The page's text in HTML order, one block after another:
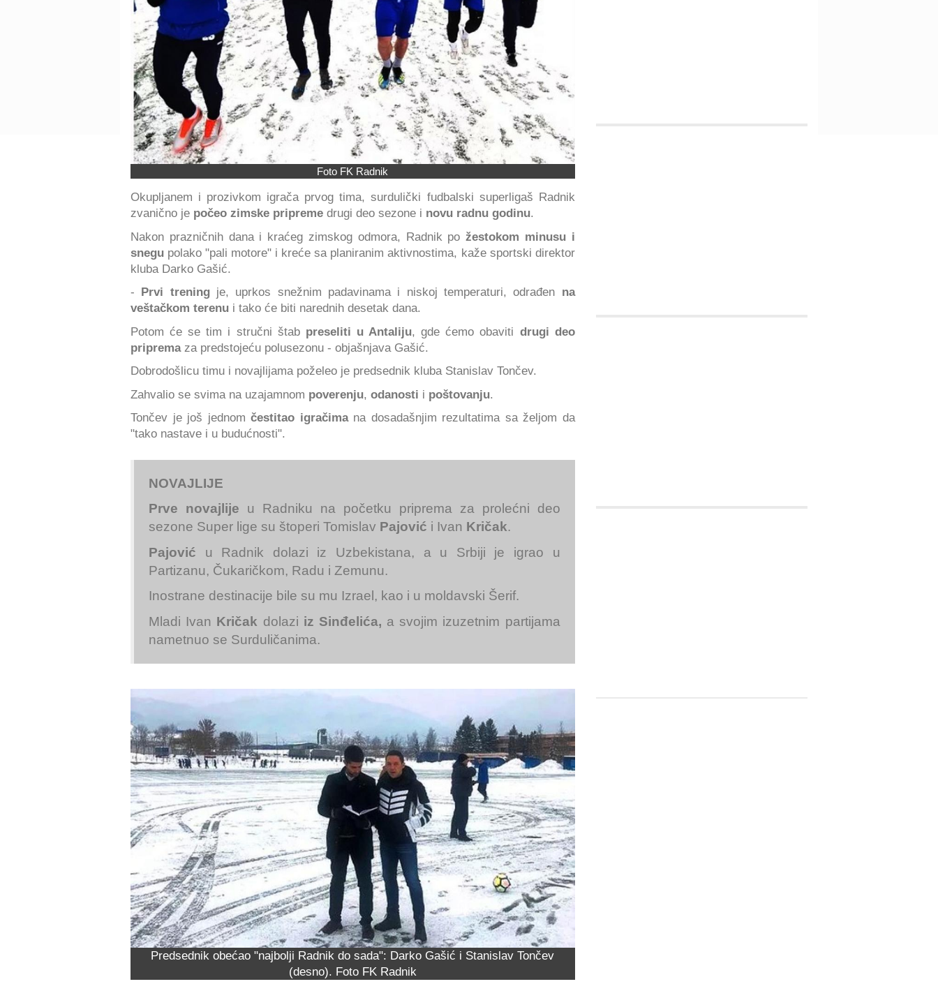
Foto FK Radnik
Okupljanem i prozivkom igrača prvog tima, surdulički fudbalski superligaš Radnik
zvanično je počeo zimske pripreme drugi deo sezone i novu radnu godinu.
Nakon prazničnih dana i kraćeg zimskog odmora, Radnik požestokom minusu i
snegu polako "pali motore" i kreće sa planiranim aktivnostima, kaže sportski direktor
kluba Darko Gašić.
-
Prvi treningje, uprkos snežnim padavinama i niskoj temperaturi, odrađen na
veštačkom terenu i tako će biti narednih desetak dana.
Potom će se tim i stručni štabpreseliti u Antaliju, gde ćemo obaviti drugi deo
pripremaza predstojeću polusezonu - objašnjava Gašić.
Dobrodošlicu timu i novajlijama poželeo je predsednik kluba Stanislav Tončev.
Zahvalio se svima na uzajamnom poverenju, odanosti i poštovanju.
Tončev je još jednom čestitao igračimana dosadašnjim rezultatima sa željom da
"tako nastave i u budućnosti".
NOVAJLIJE
Prve novajlije u Radniku na početku priprema za prolećni deo
sezone Super lige su štoperi Tomislav Pajović i Ivan Kričak.
Pajović u Radnik dolazi iz Uzbekistana, a u Srbiji je igrao u
Partizanu, Čukaričkom, Radu i Zemunu.
Inostrane destinacije bile su mu Izrael, kao i u moldavski Šerif.
Mladi Ivan Kričak dolazi iz Sinđelića, a svojim izuzetnim partijama
nametnuo se Surduličanima.
Predsednik obećao "najbolji Radnik do sada": Darko Gašić i Stanislav Tončev
(desno). Foto FK Radnik